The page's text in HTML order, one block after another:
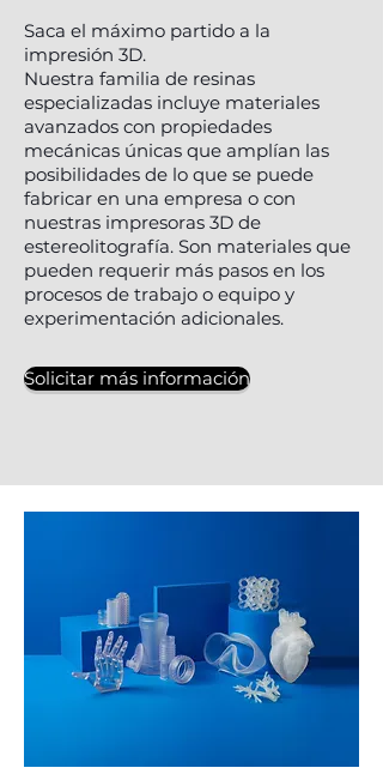
Saca el máximo partido a la
impresión 3D.
Nuestra familia de resinas
especializadas incluye materiales
avanzados con propiedades
mecánicas únicas que amplían las
posibilidades de lo que se puede
fabricar en una empresa o con
nuestras impresoras 3D de
estereolitografía. Son materiales que
pueden requerir más pasos en los
procesos de trabajo o equipo y
experimentación adicionales.
Solicitar más información